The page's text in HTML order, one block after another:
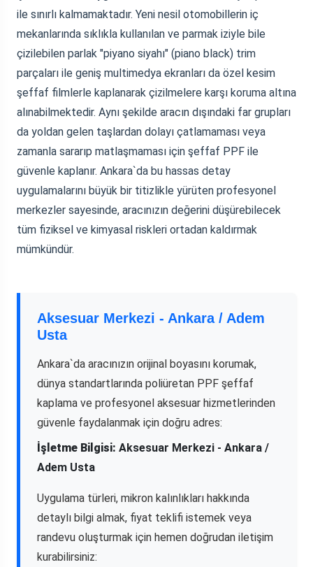
ile sınırlı kalmamaktadır. Yeni nesil otomobillerin iç
mekanlarında sıklıkla kullanılan ve parmak iziyle bile
çizilebilen parlak "piyano siyahı" (piano black) trim
parçaları ile geniş multimedya ekranları da özel kesim
şeffaf filmlerle kaplanarak çizilmelere karşı koruma altına
alınabilmektedir. Aynı şekilde aracın dışındaki far grupları
da yoldan gelen taşlardan dolayı çatlamaması veya
zamanla sararıp matlaşmaması için şeffaf PPF ile
güvenle kaplanır. Ankara`da bu hassas detay
uygulamalarını büyük bir titizlikle yürüten profesyonel
merkezler sayesinde, aracınızın değerini düşürebilecek
tüm fiziksel ve kimyasal riskleri ortadan kaldırmak
mümkündür.
Aksesuar Merkezi - Ankara / Adem
Usta
Ankara`da aracınızın orijinal boyasını korumak,
dünya standartlarında poliüretan PPF şeffaf
kaplama ve profesyonel aksesuar hizmetlerinden
güvenle faydalanmak için doğru adres:
İşletme Bilgisi: Aksesuar Merkezi - Ankara /
Adem Usta
Uygulama türleri, mikron kalınlıkları hakkında
detaylı bilgi almak, fiyat teklifi istemek veya
randevu oluşturmak için hemen doğrudan iletişim
kurabilirsiniz: